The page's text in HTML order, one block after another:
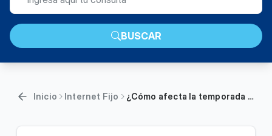
BUSCAR
Inicio Internet Fijo ¿Cómo afecta la temporada de lluvias tus servicios? | Hogar